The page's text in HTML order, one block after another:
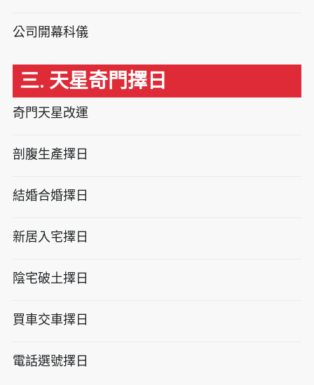
公司開幕科儀
三. 天星奇門擇日
奇門天星改運
剖腹生產擇日
結婚合婚擇日
新居入宅擇日
陰宅破土擇日
買車交車擇日
電話選號擇日